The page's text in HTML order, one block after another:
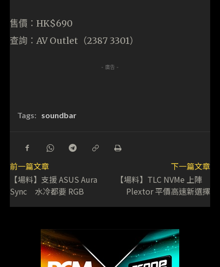
售價：HK$690
查詢：AV Outlet（2387 3301）
- 廣告 -
Tags: soundbar
前一篇文章
【場料】支援 ASUS Aura
Sync 水冷都要 RGB
下一篇文章
【場料】TLC NVMe 上陣
Plextor 平價高速新選擇